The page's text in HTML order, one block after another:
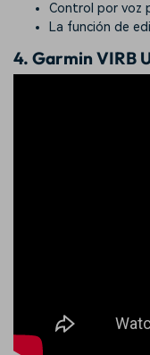
Control por voz
La función de
4. Garmin VIRB